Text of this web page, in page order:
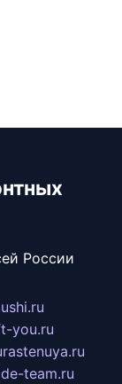
России
you.ru
rastenuya.ru
team.ru